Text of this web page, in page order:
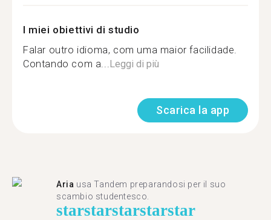
I miei obiettivi di studio
Falar outro idioma, com uma maior facilidade.
Contando com a...Leggi di più
Scarica la app
Aria usa Tandem preparandosi per il suo
scambio studentesco.
starstarstarstarstar